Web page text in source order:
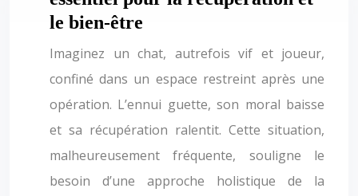
le bien-être
Imaginez un chat, autrefois vif et joueur,
confiné dans un espace restreint après une
opération. L’ennui guette, son moral baisse
et sa récupération ralentit. Cette situation,
malheureusement fréquente, souligne le
besoin d’une approche holistique de la